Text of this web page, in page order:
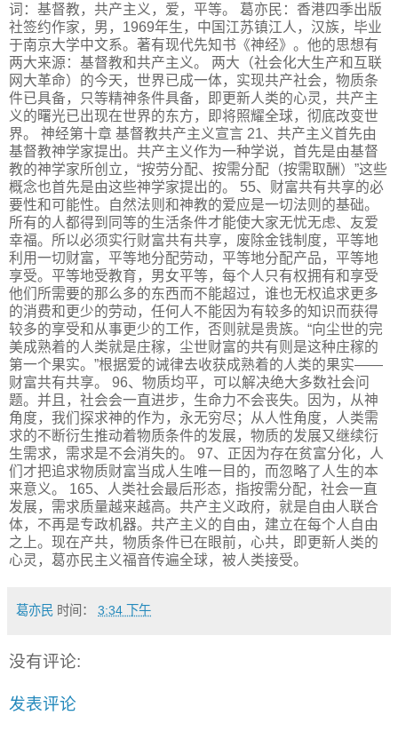
词：基督教，共产主义，爱，平等。 葛亦民：香港四季出版
社签约作家，男，1969年生，中国江苏镇江人，汉族，毕业
于南京大学中文系。著有现代先知书《神经》。他的思想有
两大来源：基督教和共产主义。 两大（社会化大生产和互联
网大革命）的今天，世界已成一体，实现共产社会，物质条
件已具备，只等精神条件具备，即更新人类的心灵，共产主
义的曙光已出现在世界的东方，即将照耀全球，彻底改变世
界。 神经第十章 基督教共产主义宣言 21、共产主义首先由
基督教神学家提出。共产主义作为一种学说，首先是由基督
教的神学家所创立，“按劳分配、按需分配（按需取酬）”这些
概念也首先是由这些神学家提出的。 55、财富共有共享的必
要性和可能性。自然法则和神教的爱应是一切法则的基础。
所有的人都得到同等的生活条件才能使大家无忧无虑、友爱
幸福。所以必须实行财富共有共享，废除金钱制度，平等地
利用一切财富，平等地分配劳动，平等地分配产品，平等地
享受。平等地受教育，男女平等，每个人只有权拥有和享受
他们所需要的那么多的东西而不能超过，谁也无权追求更多
的消费和更少的劳动，任何人不能因为有较多的知识而获得
较多的享受和从事更少的工作，否则就是贵族。“向尘世的完
美成熟着的人类就是庄稼，尘世财富的共有则是这种庄稼的
第一个果实。”根据爱的诫律去收获成熟着的人类的果实——
财富共有共享。 96、物质均平，可以解决绝大多数社会问
题。并且，社会会一直进步，生命力不会丧失。因为，从神
角度，我们探求神的作为，永无穷尽；从人性角度，人类需
求的不断衍生推动着物质条件的发展，物质的发展又继续衍
生需求，需求是不会消失的。 97、正因为存在贫富分化，人
们才把追求物质财富当成人生唯一目的，而忽略了人生的本
来意义。 165、人类社会最后形态，指按需分配，社会一直
发展，需求质量越来越高。共产主义政府，就是自由人联合
体，不再是专政机器。共产主义的自由，建立在每个人自由
之上。现在产共，物质条件已在眼前，心共，即更新人类的
心灵，葛亦民主义福音传遍全球，被人类接受。
葛亦民 时间： 3:34 下午
没有评论:
发表评论